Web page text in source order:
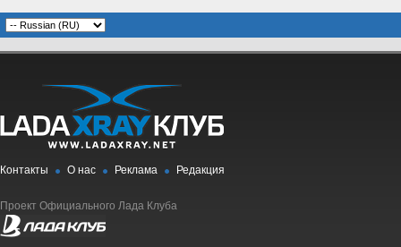
Контакты О нас Реклама Редакция
Проект Официального Лада Клуба